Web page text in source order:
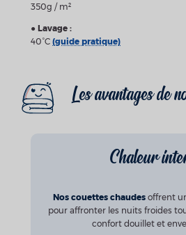
350g / m²
● Lavage :
40°C (guide pratique)
Les avantages de
Chaleur
Nos couettes chaudesoffrent
pour affronter les nuits froides
confort douillet et